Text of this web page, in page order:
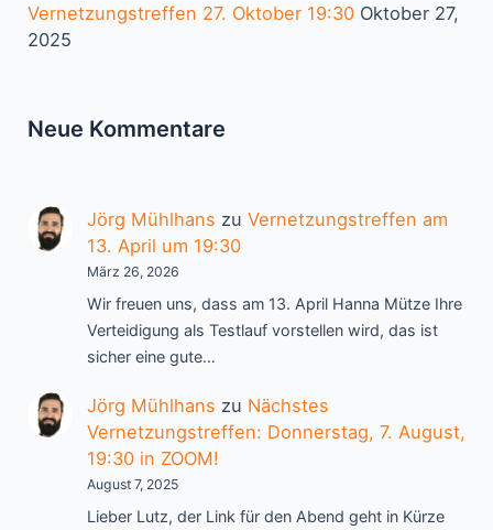
Vernetzungstreffen 27. Oktober 19:30 Oktober 27,
2025
Neue Kommentare
Jörg Mühlhans zu Vernetzungstreffen am
13. April um 19:30
März 26, 2026
Wir freuen uns, dass am 13. April Hanna Mütze Ihre
Verteidigung als Testlauf vorstellen wird, das ist
sicher eine gute…
Jörg Mühlhans zu Nächstes
Vernetzungstreffen: Donnerstag, 7. August,
19:30 in ZOOM!
August 7, 2025
Lieber Lutz, der Link für den Abend geht in Kürze